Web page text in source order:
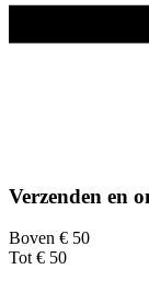
Verzenden en
Boven € 50
Tot € 50